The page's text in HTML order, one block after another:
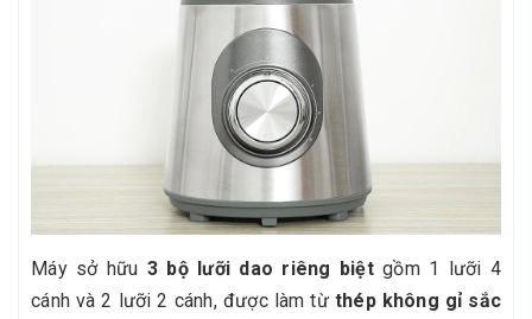
Máy sở hữu 3 bộ lưỡi dao riêng biệtgồm 1 lưỡi 4
cánh và 2 lưỡi 2 cánh, được làm từ thép không gỉ sắc